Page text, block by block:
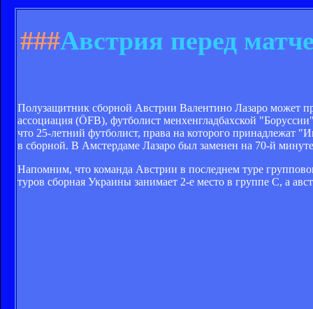
###Австрия перед
Полузащитник сборной Австрии Валентино Лазаро может
ассоциация (ÖFB), футболист менхенгладбахской
что 25-летний футболист, права на которого принадлежат
в сборной. В Амстердаме Лазаро был заменен на 70-й
Напомним, что команда Австрии в последнем туре
туров сборная Украины занимает 2-е место в группе С, а